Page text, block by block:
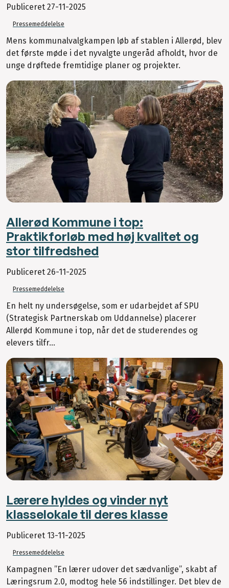
Publiceret 27-11-2025
Pressemeddelelse
Mens kommunalvalgkampen løb af stablen i Allerød, blev
det første møde i det nyvalgte ungeråd afholdt, hvor de
unge drøftede fremtidige planer og projekter.
Allerød Kommune i top:
Praktikforløb med høj kvalitet og
stor tilfredshed
Publiceret 26-11-2025
Pressemeddelelse
En helt ny undersøgelse, som er udarbejdet af SPU
(Strategisk Partnerskab om Uddannelse) placerer
Allerød Kommune i top, når det de studerendes og
elevers tilfr...
Lærere hyldes og vinder nyt
klasselokale til deres klasse
Publiceret 13-11-2025
Pressemeddelelse
Kampagnen ”En lærer udover det sædvanlige”, skabt af
Læringsrum 2.0, modtog hele 56 indstillinger. Det blev de